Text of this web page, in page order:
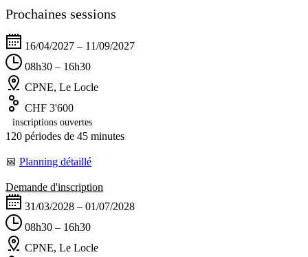
Prochaines sessions
16/04/2027 – 11/09/2027
08h30 – 16h30
CPNE, Le Locle
CHF 3'600
inscriptions ouvertes
120 périodes de 45 minutes
📅 Planning détaillé
Demande d'inscription
31/03/2028 – 01/07/2028
08h30 – 16h30
CPNE, Le Locle